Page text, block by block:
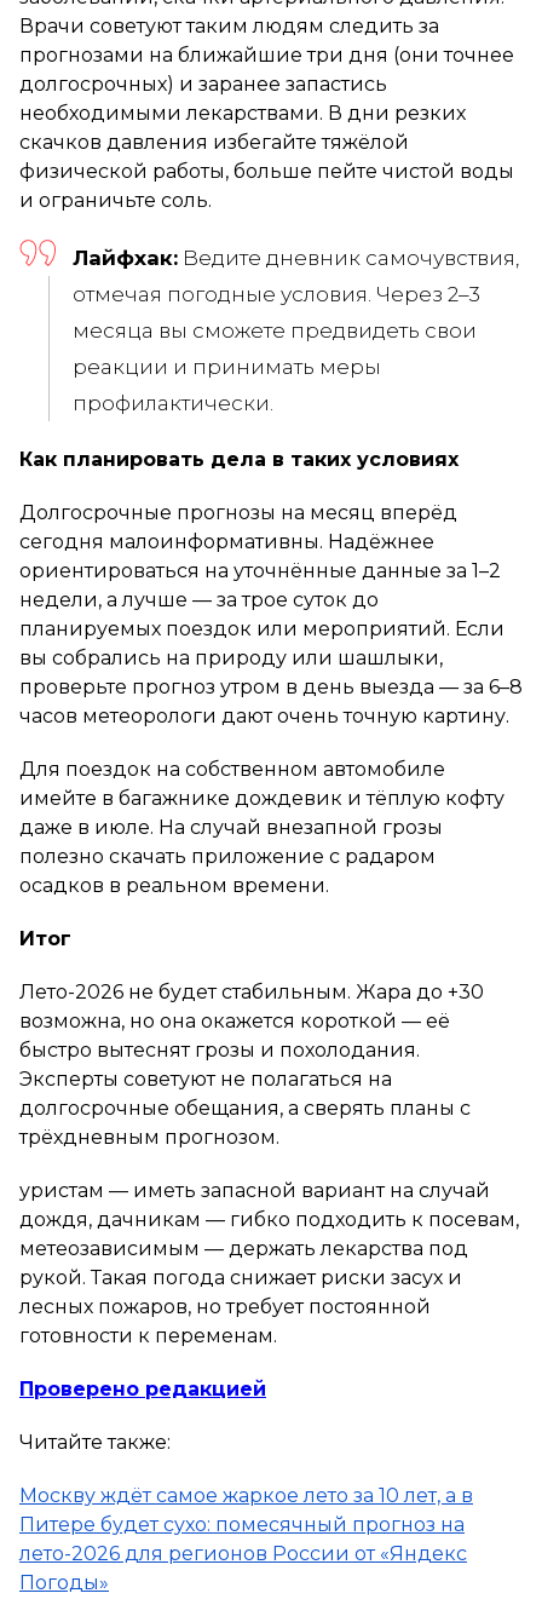
Врачи советуют таким людям следить за
прогнозами на ближайшие три дня (они точнее
долгосрочных) и заранее запастись
необходимыми лекарствами. В дни резких
скачков давления избегайте тяжёлой
физической работы, больше пейте чистой воды
и ограничьте соль.
Лайфхак: Ведите дневник самочувствия,
отмечая погодные условия. Через 2–3
месяца вы сможете предвидеть свои
реакции и принимать меры
профилактически.
Как планировать дела в таких условиях
Долгосрочные прогнозы на месяц вперёд
сегодня малоинформативны. Надёжнее
ориентироваться на уточнённые данные за 1–2
недели, а лучше — за трое суток до
планируемых поездок или мероприятий. Если
вы собрались на природу или шашлыки,
проверьте прогноз утром в день выезда — за 6–8
часов метеорологи дают очень точную картину.
Для поездок на собственном автомобиле
имейте в багажнике дождевик и тёплую кофту
даже в июле. На случай внезапной грозы
полезно скачать приложение с радаром
осадков в реальном времени.
Итог
Лето-2026 не будет стабильным. Жара до +30
возможна, но она окажется короткой — её
быстро вытеснят грозы и похолодания.
Эксперты советуют не полагаться на
долгосрочные обещания, а сверять планы с
трёхдневным прогнозом.
уристам — иметь запасной вариант на случай
дождя, дачникам — гибко подходить к посевам,
метеозависимым — держать лекарства под
рукой. Такая погода снижает риски засух и
лесных пожаров, но требует постоянной
готовности к переменам.
Проверено редакцией
Читайте также:
Москву ждёт самое жаркое лето за 10 лет, а в
Питере будет сухо: помесячный прогноз на
лето-2026 для регионов России от «Яндекс
Погоды»